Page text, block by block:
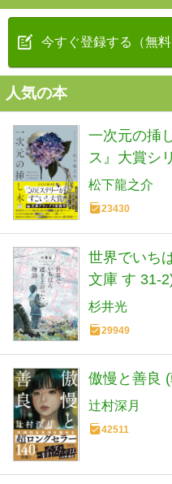
今すぐ登録する（無料
人気の本
一次元の挿
ス』大賞シ
松下龍之介
23430
世界でいち
文庫 す 31-
杉井光
29949
傲慢と善良
辻村深月
42511